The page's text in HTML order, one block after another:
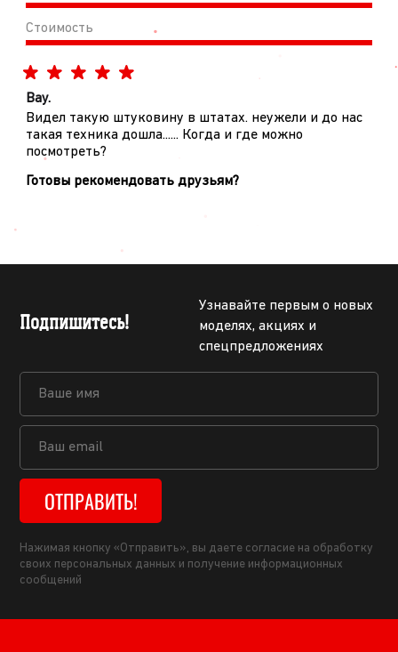
Стоимость
Вау.
Видел такую штуковину в штатах. неужели и до нас
такая техника дошла...... Когда и где можно
посмотреть?
Готовы рекомендовать друзьям?
Подпишитесь!
Узнавайте первым о новых
моделях, акциях и
спецпредложениях
ОТПРАВИТЬ!
Нажимая кнопку «Отправить», вы даете согласие на обработку
своих персональных данных и получение информационных
сообщений